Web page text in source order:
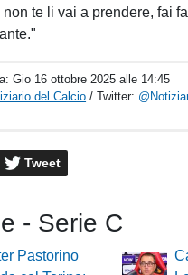
te li vai a prendere, fai
Gio 16 ottobre 2025 alle 14:45
del Calcio / Twitter:
Tweet
- Serie C
Pastorino